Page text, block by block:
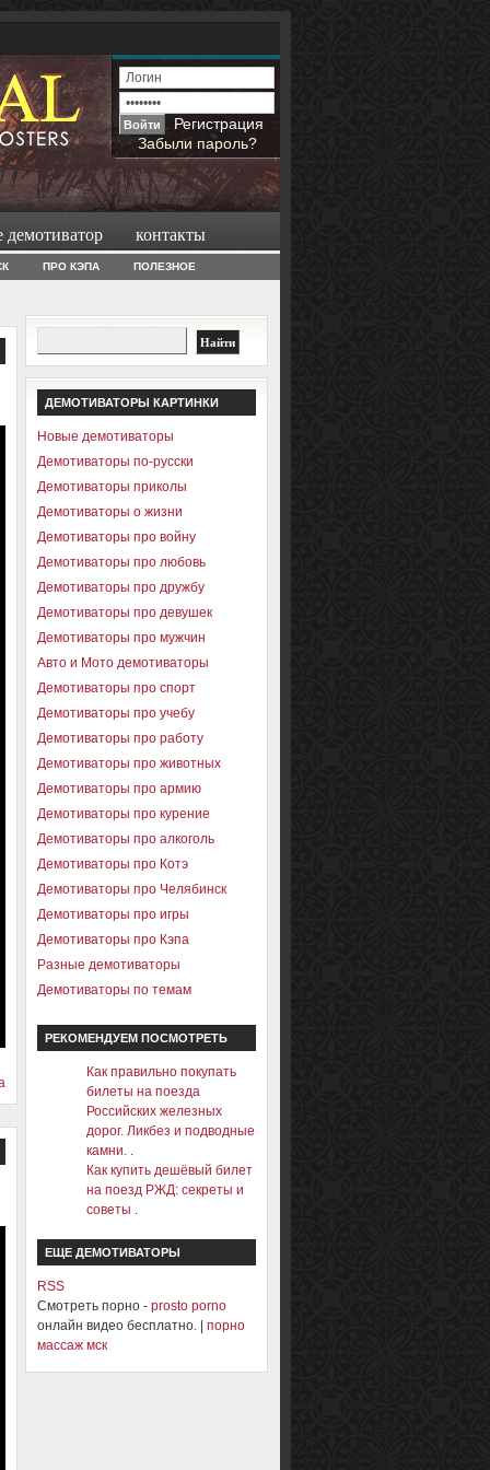
Регистрация
Забыли пароль?
демотиватор контакты
ПРО КЭПА ПОЛЕЗНОЕ
ДЕМОТИВАТОРЫ КАРТИНКИ
Новые демотиваторы
Демотиваторы по-русски
Демотиваторы приколы
Демотиваторы о жизни
Демотиваторы про войну
Демотиваторы про любовь
Демотиваторы про дружбу
Демотиваторы про девушек
Демотиваторы про мужчин
Авто и Мото демотиваторы
Демотиваторы про спорт
Демотиваторы про учебу
Демотиваторы про работу
Демотиваторы про животных
Демотиваторы про армию
Демотиваторы про курение
Демотиваторы про алкоголь
Демотиваторы про Котэ
Демотиваторы про Челябинск
Демотиваторы про игры
Демотиваторы про Кэпа
Разные демотиваторы
Демотиваторы по темам
РЕКОМЕНДУЕМ ПОСМОТРЕТЬ
Как правильно покупать
билеты на поезда
Российских железных
дорог. Ликбез и подводные
камни. .
Как купить дешёвый билет
на поезд РЖД: секреты и
советы .
ЕЩЕ ДЕМОТИВАТОРЫ
RSS
Смотреть порно - prosto porno
онлайн видео бесплатно. | порно
массаж мск